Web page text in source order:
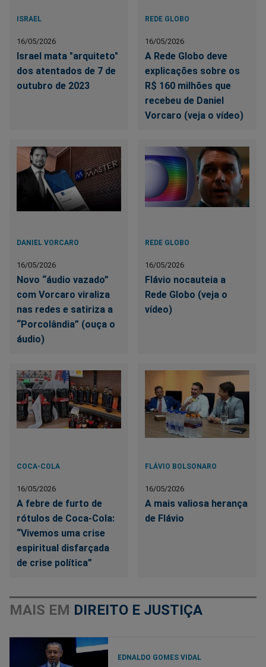
ISRAEL
16/05/2026
Israel mata "arquiteto"
dos atentados de 7 de
outubro de 2023
REDE GLOBO
16/05/2026
A Rede Globo deve
explicações sobre os
R$ 160 milhões que
recebeu de Daniel
Vorcaro (veja o vídeo)
DANIEL VORCARO
16/05/2026
Novo “áudio vazado”
com Vorcaro viraliza
nas redes e satiriza a
“Porcolândia” (ouça o
áudio)
REDE GLOBO
16/05/2026
Flávio nocauteia a
Rede Globo (veja o
vídeo)
COCA-COLA
16/05/2026
A febre de furto de
rótulos de Coca-Cola:
“Vivemos uma crise
espiritual disfarçada
de crise política”
FLÁVIO BOLSONARO
16/05/2026
A mais valiosa herança
de Flávio
MAIS EM DIREITO E JUSTIÇA
EDNALDO GOMES VIDAL